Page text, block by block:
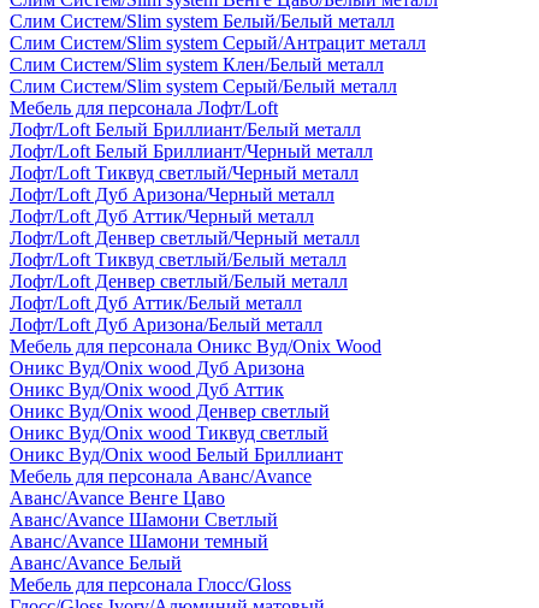
Слим Систем/Slim system Белый/Белый металл
Слим Систем/Slim system Серый/Антрацит металл
Слим Систем/Slim system Клен/Белый металл
Слим Систем/Slim system Серый/Белый металл
Мебель для персонала Лофт/Loft
Лофт/Loft Белый Бриллиант/Белый металл
Лофт/Loft Белый Бриллиант/Черный металл
Лофт/Loft Тиквуд светлый/Черный металл
Лофт/Loft Дуб Аризона/Черный металл
Лофт/Loft Дуб Аттик/Черный металл
Лофт/Loft Денвер светлый/Черный металл
Лофт/Loft Тиквуд светлый/Белый металл
Лофт/Loft Денвер светлый/Белый металл
Лофт/Loft Дуб Аттик/Белый металл
Лофт/Loft Дуб Аризона/Белый металл
Мебель для персонала Оникс Вуд/Onix Wood
Оникс Вуд/Onix wood Дуб Аризона
Оникс Вуд/Onix wood Дуб Аттик
Оникс Вуд/Onix wood Денвер светлый
Оникс Вуд/Onix wood Тиквуд светлый
Оникс Вуд/Onix wood Белый Бриллиант
Мебель для персонала Аванс/Avance
Аванс/Avance Венге Цаво
Аванс/Avance Шамони Светлый
Аванс/Avance Шамони темный
Аванс/Avance Белый
Мебель для персонала Глосс/Gloss